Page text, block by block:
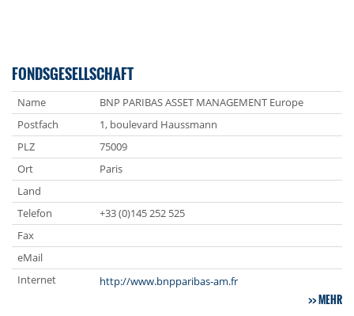
FONDSGESELLSCHAFT
Name
BNP PARIBAS ASSET MANAGEMENT Europe
Postfach
1, boulevard Haussmann
PLZ
75009
Ort
Paris
Land
Telefon
+33 (0)145 252 525
Fax
eMail
Internet
http://www.bnpparibas-am.fr
MEHR